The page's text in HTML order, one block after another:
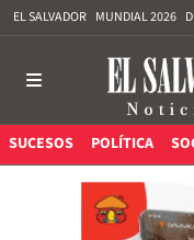
EL SALVADOR MUNDIAL 2026
SUCESOS POLÍTICA